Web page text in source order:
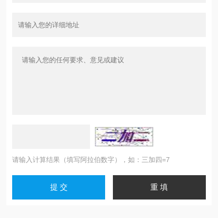
请输入计算结果（填写阿拉伯数字），如：三加四=7